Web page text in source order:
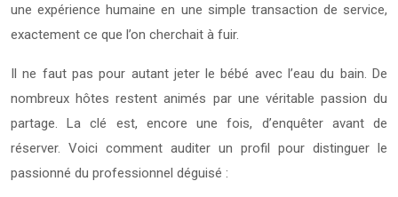
une expérience humaine en une simple transaction de service,
exactement ce que l’on cherchait à fuir.
Il ne faut pas pour autant jeter le bébé avec l’eau du bain. De
nombreux hôtes restent animés par une véritable passion du
partage. La clé est, encore une fois, d’enquêter avant de
réserver. Voici comment auditer un profil pour distinguer le
passionné du professionnel déguisé :